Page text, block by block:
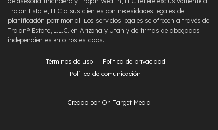
Trajan Estate, LLC a sus clientes con necesidades legales de
planificación patrimonial. Los servicios legales se ofrecen a través de
Trajan® Estate, L.L.C. en Arizona y Utah y de firmas de abogados
independientes en otros estados.
Términos de uso
Política de privacidad
Política de comunicación
Creado por On Target Media